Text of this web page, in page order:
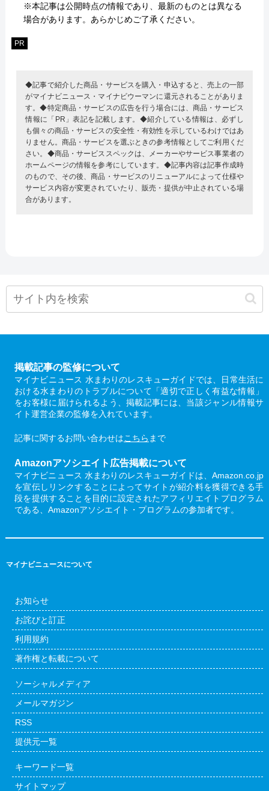
※本記事は公開時点の情報であり、最新のものとは異なる
場合があります。あらかじめご了承ください。
PR
◆記事で紹介した商品・サービスを購入・申込すると、売上の一部
がマイナビニュース・マイナビウーマンに還元されることがありま
す。◆特定商品・サービスの広告を行う場合には、商品・サービス
情報に「PR」表記を記載します。◆紹介している情報は、必ずし
も個々の商品・サービスの安全性・有効性を示しているわけではあ
りません。商品・サービスを選ぶときの参考情報としてご利用くだ
さい。◆商品・サービススペックは、メーカーやサービス事業者の
ホームページの情報を参考にしています。◆記事内容は記事作成時
のもので、その後、商品・サービスのリニューアルによって仕様や
サービス内容が変更されていたり、販売・提供が中止されている場
合があります。
掲載記事の監修について
マイナビニュース 水まわりのレスキューガイドでは、日常生活に
おける水まわりのトラブルについて「適切で正しく有益な情報」
をお客様に届けられるよう、掲載記事には、当該ジャンル情報サ
イト運営企業の監修を入れています。
記事に関するお問い合わせはこちら まで
Amazonアソシエイト広告掲載について
マイナビニュース 水まわりのレスキューガイドは、Amazon.co.jp
を宣伝しリンクすることによってサイトが紹介料を獲得できる手
段を提供することを目的に設定されたアフィリエイトプログラム
である、Amazonアソシエイト・プログラムの参加者です。
マイナビニュースについて
お知らせ
お詫びと訂正
利用規約
著作権と転載について
ソーシャルメディア
メールマガジン
RSS
提供元一覧
キーワード一覧
サイトマップ